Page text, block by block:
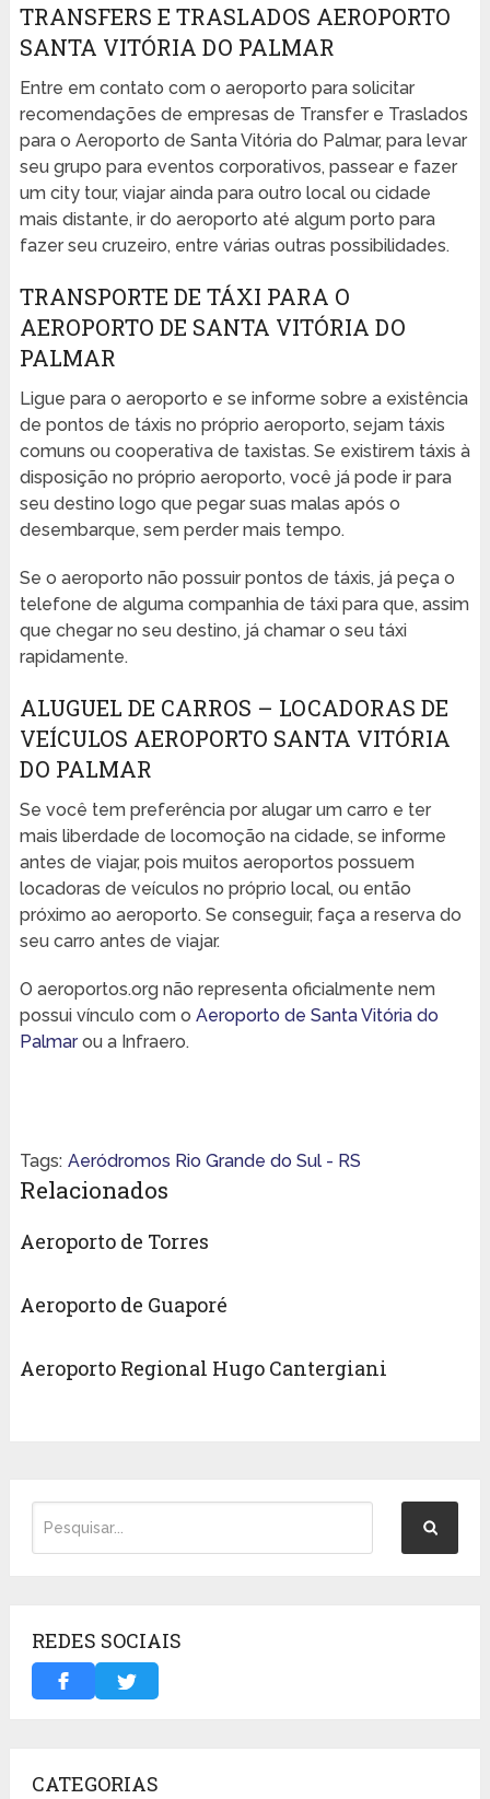
TRANSFERS E TRASLADOS AEROPORTO
SANTA VITÓRIA DO PALMAR
Entre em contato com o aeroporto para solicitar
recomendações de empresas de Transfer e Traslados
para o Aeroporto de Santa Vitória do Palmar, para levar
seu grupo para eventos corporativos, passear e fazer
um city tour, viajar ainda para outro local ou cidade
mais distante, ir do aeroporto até algum porto para
fazer seu cruzeiro, entre várias outras possibilidades.
TRANSPORTE DE TÁXI PARA O
AEROPORTO DE SANTA VITÓRIA DO
PALMAR
Ligue para o aeroporto e se informe sobre a existência
de pontos de táxis no próprio aeroporto, sejam táxis
comuns ou cooperativa de taxistas. Se existirem táxis à
disposição no próprio aeroporto, você já pode ir para
seu destino logo que pegar suas malas após o
desembarque, sem perder mais tempo.
Se o aeroporto não possuir pontos de táxis, já peça o
telefone de alguma companhia de táxi para que, assim
que chegar no seu destino, já chamar o seu táxi
rapidamente.
ALUGUEL DE CARROS – LOCADORAS DE
VEÍCULOS AEROPORTO SANTA VITÓRIA
DO PALMAR
Se você tem preferência por alugar um carro e ter
mais liberdade de locomoção na cidade, se informe
antes de viajar, pois muitos aeroportos possuem
locadoras de veículos no próprio local, ou então
próximo ao aeroporto. Se conseguir, faça a reserva do
seu carro antes de viajar.
O aeroportos.org não representa oficialmente nem
possui vínculo com o Aeroporto de Santa Vitória do
Palmarou a Infraero.
Tags: Aeródromos Rio Grande do Sul - RS
Relacionados
Aeroporto de Torres
Aeroporto de Guaporé
Aeroporto Regional Hugo Cantergiani
REDES SOCIAIS
CATEGORIAS